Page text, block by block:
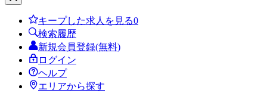
キープした求人を見る0
検索履歴
新規会員登録(無料)
ログイン
ヘルプ
エリアから探す